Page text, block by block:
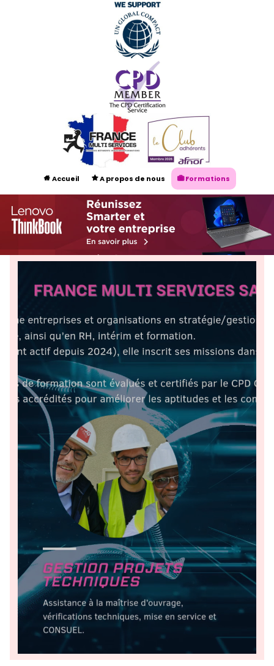
 Accueil A propos de nous Formations
Audit énergétique NF EN 16247 Certification ISO 50001
Nos Experts Contacts Prendre rendez-vous